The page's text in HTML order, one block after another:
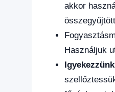
akkor
Használjuk